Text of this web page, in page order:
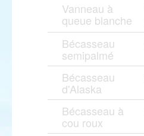
Vanneau à
queue blanche
Bécasseau
semipalmé
Bécasseau
d'Alaska
Bécasseau à
cou roux